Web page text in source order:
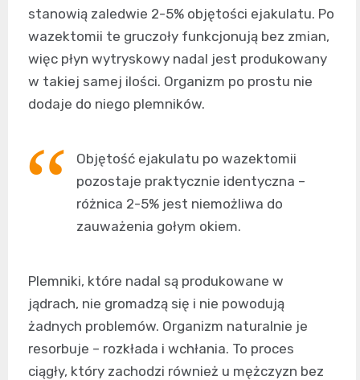
stanowią zaledwie 2-5% objętości ejakulatu. Po
wazektomii te gruczoły funkcjonują bez zmian,
więc płyn wytryskowy nadal jest produkowany
w takiej samej ilości. Organizm po prostu nie
dodaje do niego plemników.
Objętość ejakulatu po wazektomii
pozostaje praktycznie identyczna –
różnica 2-5% jest niemożliwa do
zauważenia gołym okiem.
Plemniki, które nadal są produkowane w
jądrach, nie gromadzą się i nie powodują
żadnych problemów. Organizm naturalnie je
resorbuje – rozkłada i wchłania. To proces
ciągły, który zachodzi również u mężczyzn bez